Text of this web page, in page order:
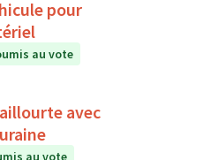
pour
au vote
avec
au vote